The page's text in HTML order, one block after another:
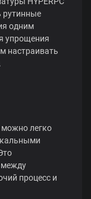
рутинные
одним
упрощения
настраивать
легко
между
процесс и